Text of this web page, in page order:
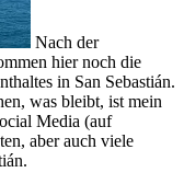
Nach der
hier noch die
in San Sebastián.
was bleibt, ist mein
Media (auf
aber auch viele